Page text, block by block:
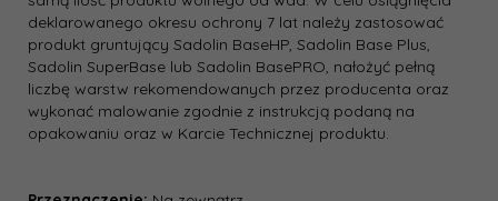
deklarowanego okresu ochrony 7 lat należy zastosować
produkt gruntujący Sadolin BaseHP, Sadolin Base Plus,
Sadolin SuperBase lub Sadolin BasePRO, nałożyć pełną
liczbę warstw rekomendowanych przez producenta oraz
wykonać malowanie zgodnie z instrukcją podaną na
opakowaniu oraz w Karcie Technicznej produktu.